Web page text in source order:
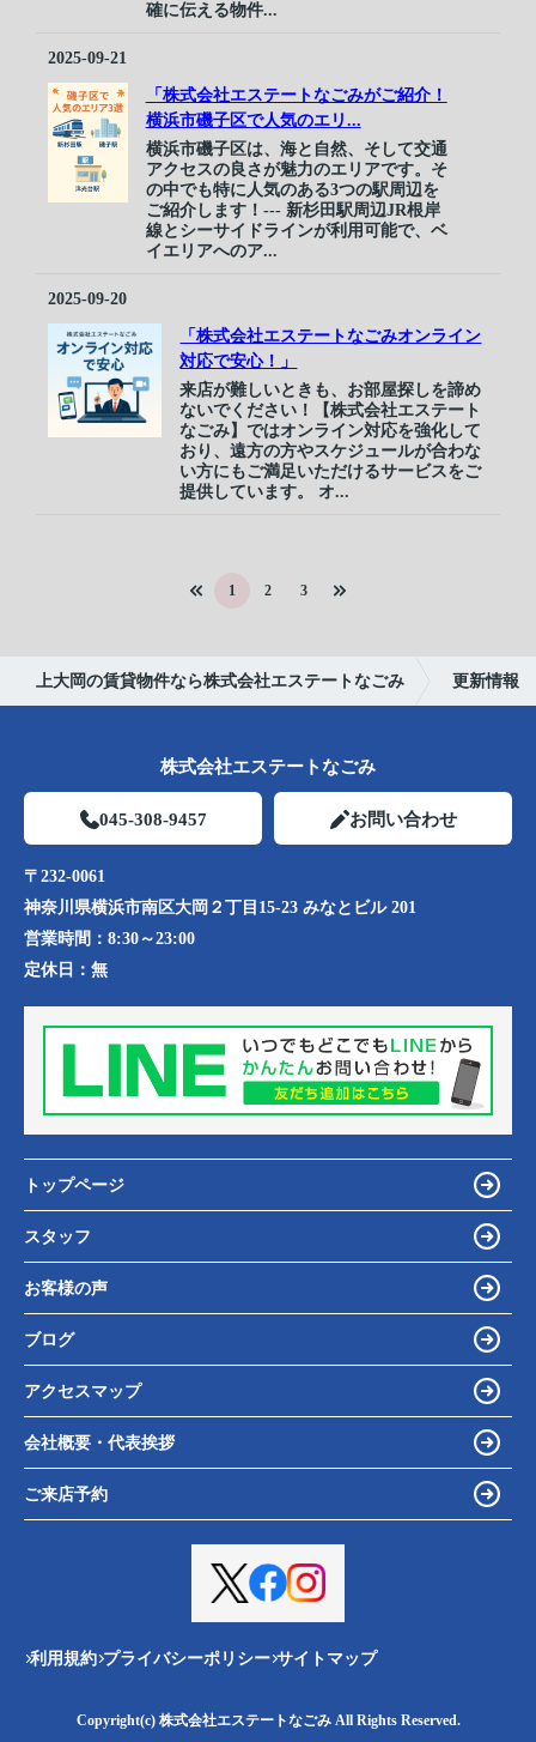
確に伝える物件...
2025-09-21
「株式会社エステートなごみがご紹介！
横浜市磯子区で人気のエリ...
横浜市磯子区は、海と自然、そして交通
アクセスの良さが魅力のエリアです。そ
の中でも特に人気のある3つの駅周辺を
ご紹介します！--- 新杉田駅周辺JR根岸
線とシーサイドラインが利用可能で、ベ
イエリアへのア...
2025-09-20
「株式会社エステートなごみオンライン
対応で安心！」
来店が難しいときも、お部屋探しを諦め
ないでください！【株式会社エステート
なごみ】ではオンライン対応を強化して
おり、遠方の方やスケジュールが合わな
い方にもご満足いただけるサービスをご
提供しています。 オ...
1 2 3
上大岡の賃貸物件なら株式会社エステートなごみ 更新情報
株式会社エステートなごみ
045-308-9457 お問い合わせ
〒232-0061
神奈川県横浜市南区大岡２丁目15-23 みなとビル 201
営業時間： 8:30～23:00
定休日： 無
トップページ
スタッフ
お客様の声
ブログ
アクセスマップ
会社概要・代表挨拶
ご来店予約
利用規約 プライバシーポリシー サイトマップ
Copyright(c) 株式会社エステートなごみ All Rights Reserved.